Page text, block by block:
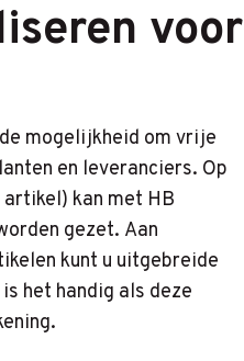
voor
mogelijkheid om vrije
en leveranciers. Op
kan met HB
gezet. Aan
kunt u uitgebreide
het handig als deze